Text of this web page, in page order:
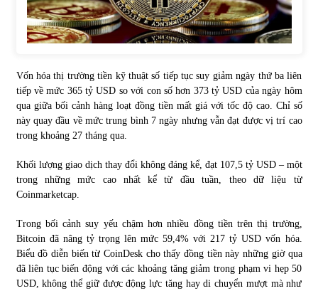
31/05/2022
31/05/2022
Chứng khoán ngày 30/5/2022: Top 10 cổ phiếu nổi bật
31/05/2022
Phân tích giá tiền điện tử sau ngày thị trường lập kỷ lục
Chứng khoán ngày 12/10/2021: Top 10 cổ phiếu nổi bật
13/10/2021
Vốn hóa thị trường tiền kỹ thuật số tiếp tục suy giảm ngày thứ ba liên
tiếp về mức 365 tỷ USD so với con số hơn 373 tỷ USD của ngày hôm
qua giữa bối cảnh hàng loạt đồng tiền mất giá với tốc độ cao. Chỉ số
này quay đầu về mức trung bình 7 ngày nhưng vẫn đạt được vị trí cao
trong khoảng 27 tháng qua.
Khối lượng giao dịch thay đổi không đáng kể, đạt 107,5 tỷ USD – một
trong những mức cao nhất kể từ đầu tuần, theo dữ liệu từ
Coinmarketcap.
Trong bối cảnh suy yếu chậm hơn nhiều đồng tiền trên thị trường,
Bitcoin đã nâng tỷ trọng lên mức 59,4% với 217 tỷ USD vốn hóa.
Biểu đồ diễn biến từ CoinDesk cho thấy đồng tiền này những giờ qua
đã liên tục biến động với các khoảng tăng giảm trong phạm vi hẹp 50
USD, không thể giữ được động lực tăng hay di chuyển mượt mà như